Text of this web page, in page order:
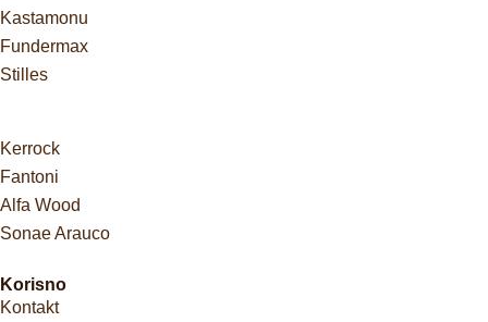
Kastamonu
Fundermax
Stilles
Kerrock
Fantoni
Alfa Wood
Sonae Arauco
Korisno
Kontakt